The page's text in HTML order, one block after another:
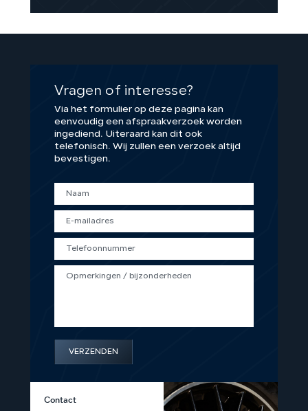
Vragen of interesse?
Via het formulier op deze pagina kan
eenvoudig een afspraakverzoek worden
ingediend. Uiteraard kan dit ook
telefonisch. Wij zullen een verzoek altijd
bevestigen.
VERZENDEN
Contact